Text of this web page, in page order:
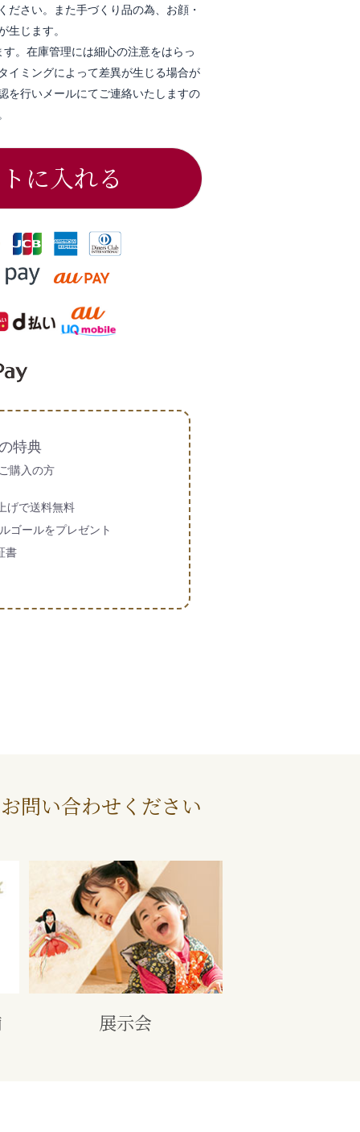
ださい。また手づくり品の為、お顔・
じます。
。在庫管理には細心の注意をはらっ
イミングによって差異が生じる場合が
を行いメールにてご連絡いたしますの
に入れる
特典
購入の方
げで送料無料
ゴールをプレゼント
書
問い合わせください
展示会